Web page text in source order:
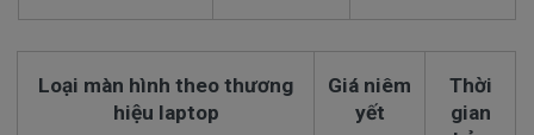
Loại màn hình theo thương
hiệu laptop
Giá niêm
yết
Thời
gian